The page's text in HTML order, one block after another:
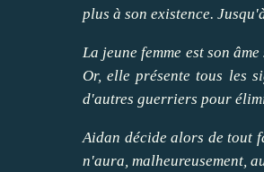
plus à son existence.
La jeune femme est son
Or, elle présente tous les
d'autres guerriers pour
Aidan décide alors de tout
n'aura, malheureusement,